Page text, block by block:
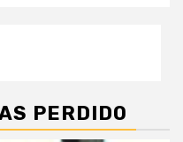
PERDIDO